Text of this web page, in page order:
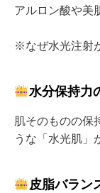
アルロン酸や美
※なぜ水光注射
水分保持力
肌そのものの保
うな「水光肌」
皮脂バラン